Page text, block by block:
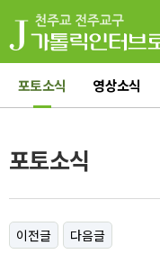
포토소식 영상소식
포토소식
이전글 다음글